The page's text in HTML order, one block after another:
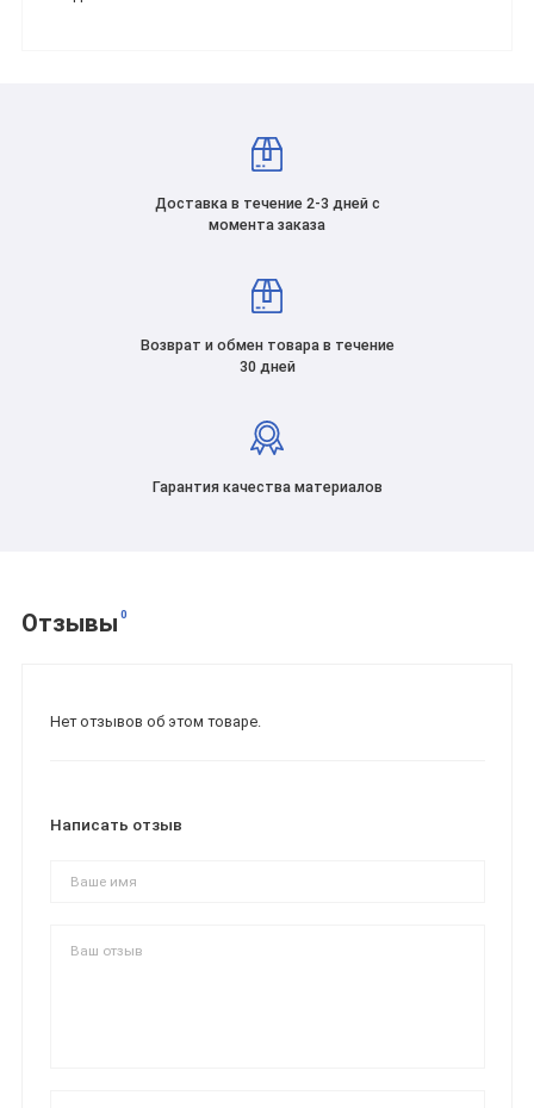
Доставка в течение 2-3 дней с
момента заказа
Возврат и обмен товара в течение
30 дней
Гарантия качества материалов
Отзывы 0
Нет отзывов об этом товаре.
Написать отзыв